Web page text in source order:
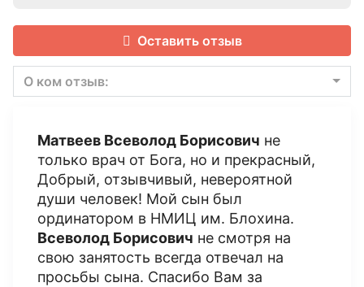
Оставить отзыв
О ком отзыв:
Матвеев Всеволод Борисович не
только врач от Бога, но и прекрасный,
Добрый, отзывчивый, невероятной
души человек! Мой сын был
ординатором в НМИЦ им. Блохина.
Всеволод Борисович не смотря на
свою занятость всегда отвечал на
просьбы сына. Спасибо Вам за